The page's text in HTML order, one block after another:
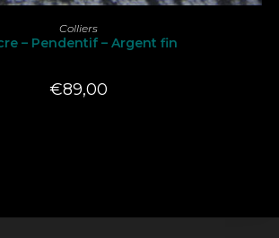
LIRE LA SUITE
Colliers
– Pendentif – Argent fin
€89,00